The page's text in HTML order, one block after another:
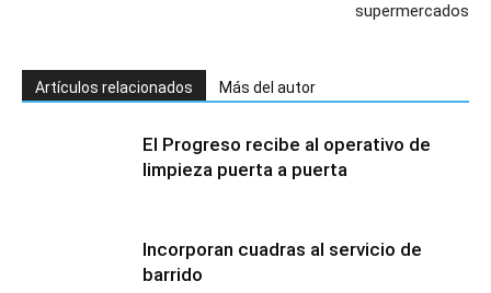
supermercados
Artículos relacionados Más del autor
El Progreso recibe al operativo de
limpieza puerta a puerta
Incorporan cuadras al servicio de
barrido